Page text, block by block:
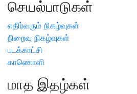
செயல்பாடுகள்
எதிர்வரும் நிகழ்வுகள்
நிறைவு நிகழ்வுகள்
படக்காட்சி
காணொளி
மாத இதழ்கள்